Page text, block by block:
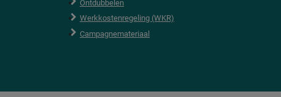
Ontdubbelen
Werkkostenregeling (WKR)
Campagnemateriaal